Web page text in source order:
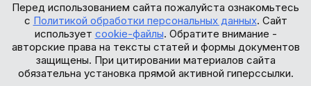
Перед использованием сайта пожалуйста ознакомьтесь
с Политикой обработки персональных данных. Сайт
использует cookie-файлы. Обратите внимание -
авторские права на тексты статей и формы документов
защищены. При цитировании материалов сайта
обязательна установка прямой активной гиперссылки.